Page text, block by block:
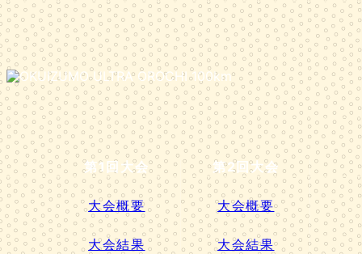
第1回大会
大会概要
大会結果
第2回大会
大会概要
大会結果